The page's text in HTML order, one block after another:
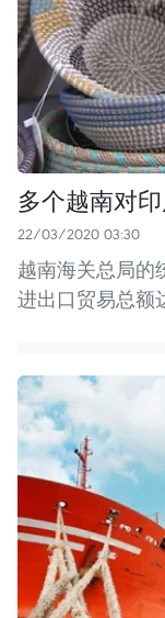
多个越南对
22/03/2020 03:30
越南海关总局的
进出口贸易总额